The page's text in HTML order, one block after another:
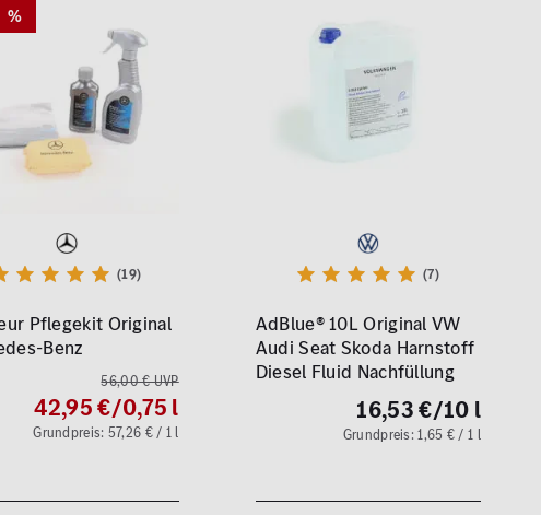
%
(19)
Pflegekit Original
Benz
56,00 € UVP
42,95 €/0,75 l
Grundpreis: 57,26 € / 1 l
(7)
AdBlue® 10L Original VW
Audi Seat Skoda Harnstoff
Diesel Fluid Nachfüllung
16,53 €/10 l
Grundpreis: 1,65 € / 1 l